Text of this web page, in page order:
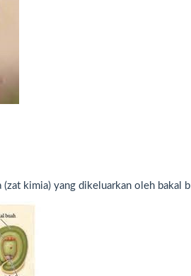
kimia) yang dikeluarkan oleh bakal